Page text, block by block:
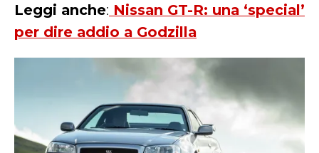
Leggi anche: Nissan GT-R: una ‘special’
per dire addio a Godzilla